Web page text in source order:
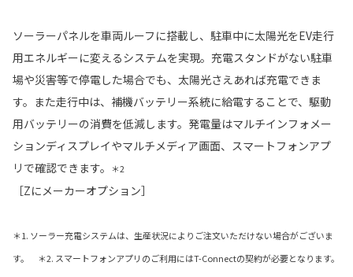
ソーラーパネルを車両ルーフに搭載し、駐車中に太陽光をEV走行
用エネルギーに変えるシステムを実現。充電スタンドがない駐車
場や災害等で停電した場合でも、太陽光さえあれば充電できま
す。また走行中は、補機バッテリー系統に給電することで、駆動
用バッテリーの消費を低減します。発電量はマルチインフォメー
ションディスプレイやマルチメディア画面、スマートフォンアプ
リで確認できます。
＊2
［Zにメーカーオプション］
＊1. ソーラー充電システムは、生産状況によりご注文いただけない場合がございま
す。 ＊2. スマートフォンアプリのご利用にはT-Connectの契約が必要となります。